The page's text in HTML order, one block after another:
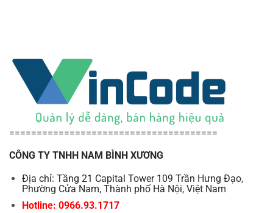
======================================
CÔNG TY TNHH NAM BÌNH XƯƠNG
Địa chỉ: Tầng 21 Capital Tower 109 Trần Hưng Đạo,
Phường Cửa Nam, Thành phố Hà Nội, Việt Nam
Hotline: 0966.93.1717